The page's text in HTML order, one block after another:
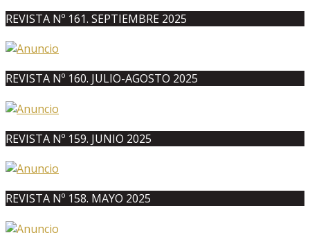
REVISTA Nº 161. SEPTIEMBRE 2025
REVISTA Nº 160. JULIO-AGOSTO 2025
REVISTA Nº 159. JUNIO 2025
REVISTA Nº 158. MAYO 2025